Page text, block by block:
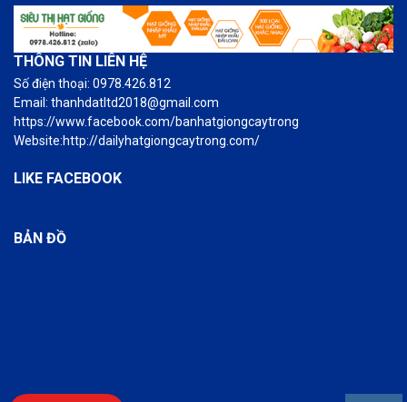
THÔNG TIN LIÊN HỆ
Số điện thoại: 0978.426.812
Email: thanhdatltd2018@gmail.com
https://www.facebook.com/banhatgiongcaytrong
Website:http://dailyhatgiongcaytrong.com/
LIKE FACEBOOK
BẢN ĐỒ